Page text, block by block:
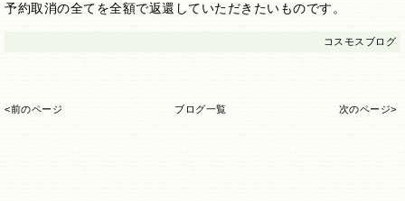
予約取消の全てを全額で返還していただきたいものです。
コスモスブログ
<前のページ ブログ一覧 次のページ>